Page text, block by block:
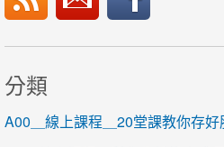
分類
A00＿線上課程＿20堂課教你存